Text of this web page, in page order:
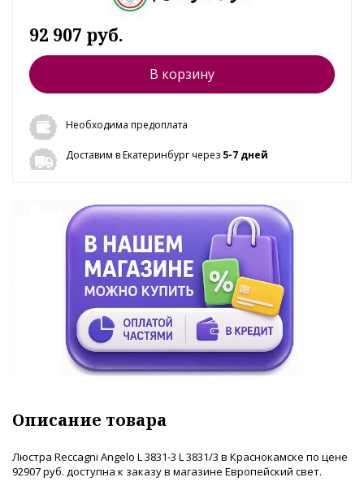
92 907 руб.
В корзину
Необходима предоплата
Доставим в Екатеринбург через 5-7 дней
Описание товара
Люстра Reccagni Angelo L 3831-3 L 3831/3 в Краснокамске по цене
92907 руб. доступна к заказу в магазине Европейский свет.